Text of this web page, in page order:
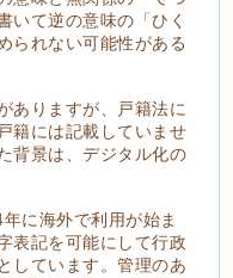
いて逆の意味の「ひく
られない可能性がある
ありますが、戸籍法に
籍には記載していませ
背景は、デジタル化の
に海外で利用が始ま
表記を可能にして行政
しています。管理のあ